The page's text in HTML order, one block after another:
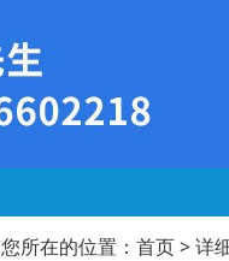
您所在的位置： 首页> 详